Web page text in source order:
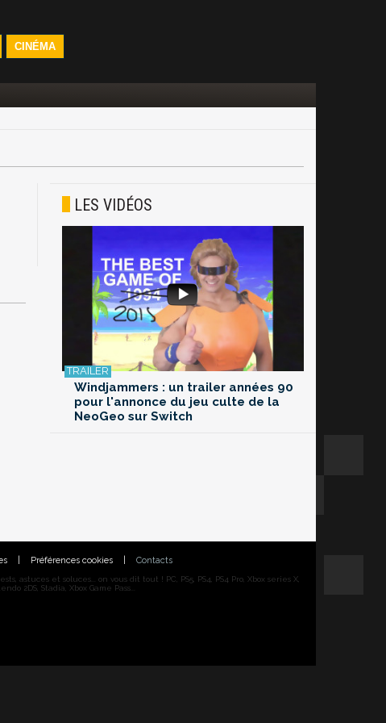
CINÉMA
LES VIDÉOS
Windjammers : un trailer années 90
pour l'annonce du jeu culte de la
NeoGeo sur Switch
Préférences cookies Contacts
et soluces... on vous dit tout ! PC, PS5, PS4, PS4 Pro, Xbox series X,
2DS, Stadia, Xbox Game Pass...